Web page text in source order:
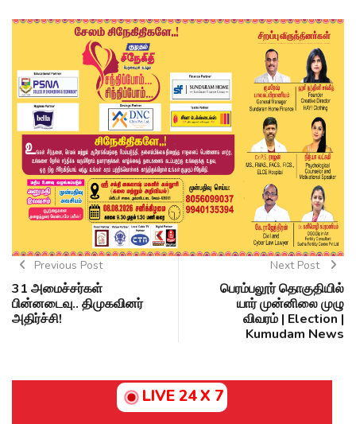
Previous Post
31 அமைச்சர்கள்
பின்னடைவு.. திமுகவினர்
அதிர்ச்சி!
Next Post
பெரம்பலூர் தொகுதியில்
யார் முன்னிலை முழு
விவரம் | Election |
Kumudam News
LIVE 24 X 7